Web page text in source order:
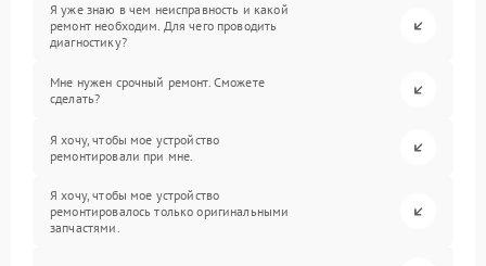
Я уже знаю в чем неисправность и какой
ремонт необходим. Для чего проводить
диагностику?
Мне нужен срочный ремонт. Сможете
сделать?
Я хочу, чтобы мое устройство
ремонтировали при мне.
Я хочу, чтобы мое устройство
ремонтировалось только оригинальными
запчастями.